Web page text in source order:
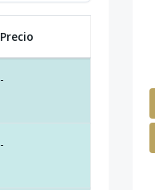
Precio
-
-